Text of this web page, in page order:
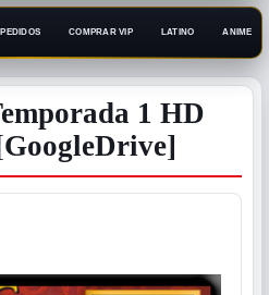
COMPRAR VIP LATINO ANIME
1 HD